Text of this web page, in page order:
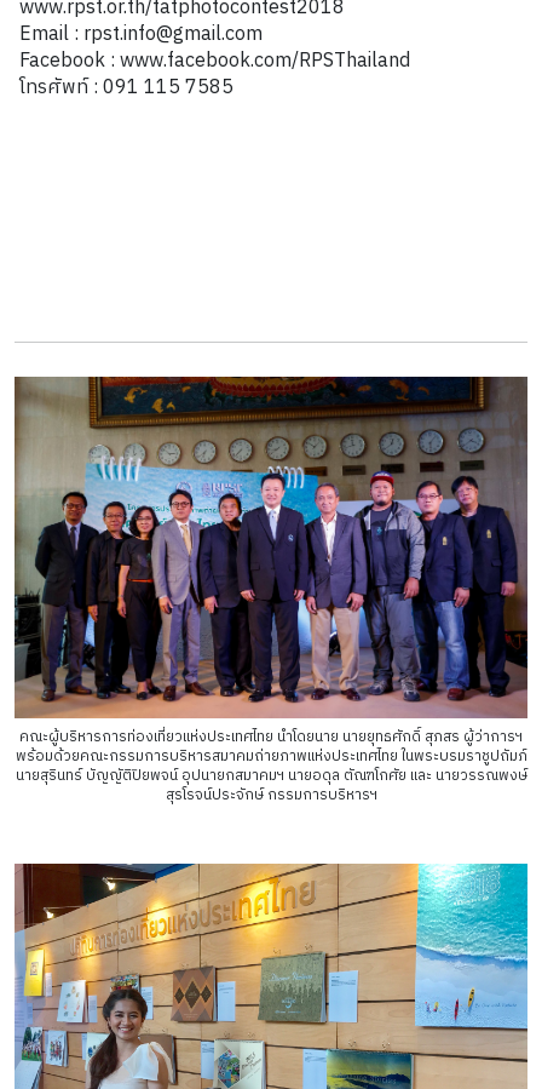
www.rpst.or.th/tatphotocontest2018
Email : rpst.info@gmail.com
Facebook : www.facebook.com/RPSThailand
โทรศัพท์ : 091 115 7585
คณะผู้บริหารการท่องเที่ยวแห่งประเทศไทย นำโดยนาย นายยุทธศักดิ์ สุภสร ผู้ว่าการฯ
พร้อมด้วยคณะกรรมการบริหารสมาคมถ่ายภาพแห่งประเทศไทย ในพระบรมราชูปถัมภ์
นายสุรินทร์ บัญญัติปิยพจน์ อุปนายกสมาคมฯ นายอดุล ตัณฑโกศัย และ นายวรรณพงษ์
สุรโรจน์ประจักษ์ กรรมการบริหารฯ